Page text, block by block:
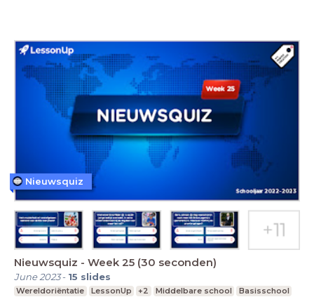
Nieuwsquiz - Week 25 (30 seconden)
June 2023- 15 slides
Wereldoriëntatie LessonUp +2 Middelbare school
Basisschool
Nieuwsquiz